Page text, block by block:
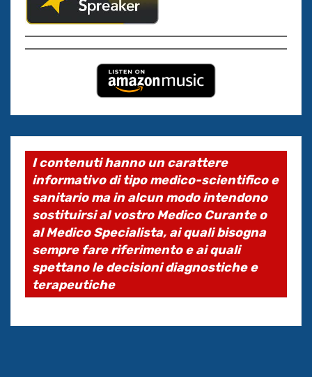
I contenuti hanno un carattere
informativo di tipo medico-scientifico e
sanitario ma in alcun modo intendono
sostituirsi al vostro Medico Curante o
al Medico Specialista, ai quali bisogna
sempre fare riferimento e ai quali
spettano le decisioni diagnostiche e
terapeutiche